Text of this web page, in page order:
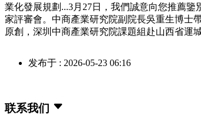
業化發展規劃...3月27日，我們誠意向您推薦
家評審會。中商產業研究院副院長吳重生博士
原創，深圳中商產業研究院課題組赴山西省運
发布于 : 2026-05-23 06:16
联系我们